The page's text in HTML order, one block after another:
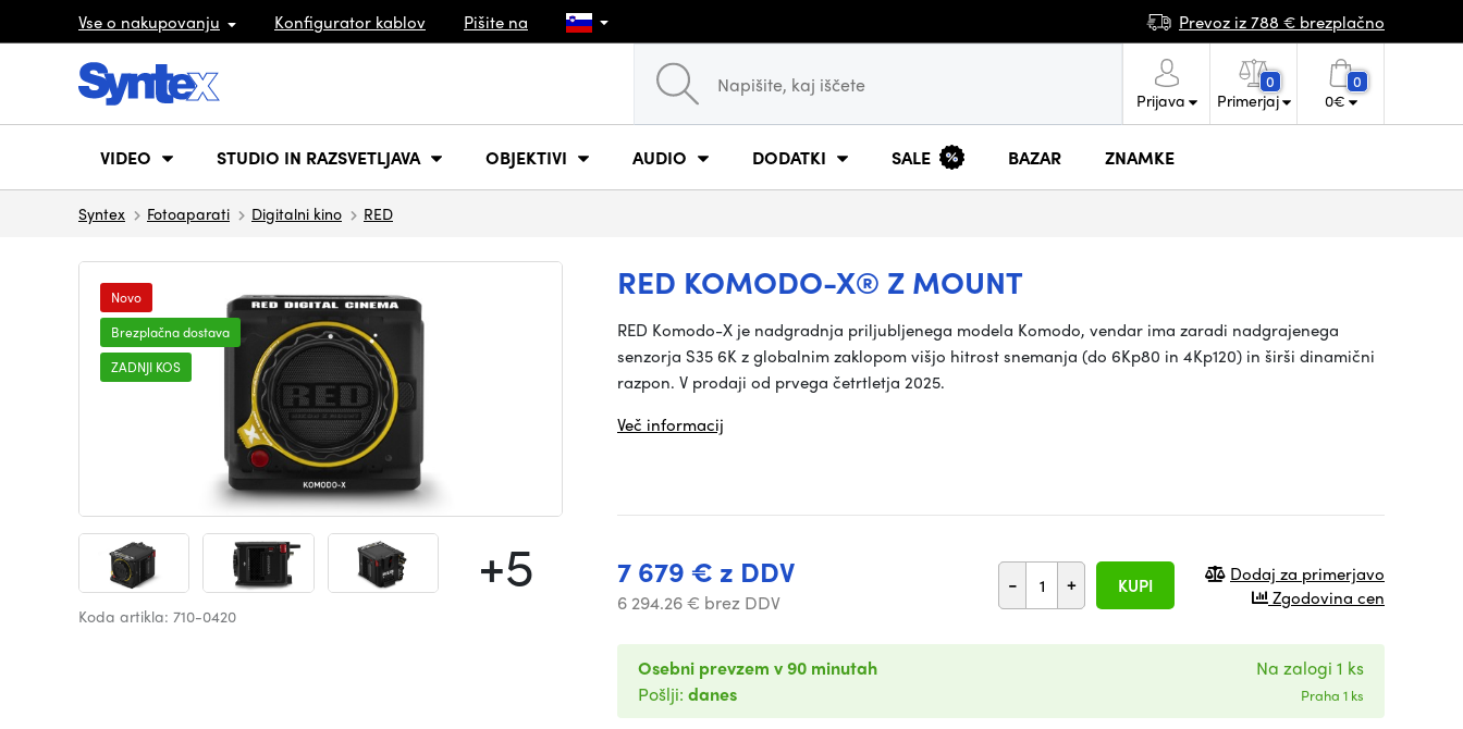
Vse o nakupovanju Konfigurator kablov Pišite na Prevoz iz 788 € brezplačno
Prijava
0
Primerjaj
0
0€
VIDEO STUDIO IN RAZSVETLJAVA OBJEKTIVI AUDIO DODATKI SALE BAZAR ZNAMKE
Syntex Fotoaparati Digitalni kino RED
RED KOMODO-X® Z MOUNT
+5
Novo
Brezplačna dostava
ZADNJI KOS
Koda artikla: 710-0420
RED Komodo-X je nadgradnja priljubljenega modela Komodo, vendar ima zaradi nadgrajenega
senzorja S35 6K z globalnim zaklopom višjo hitrost snemanja (do 6Kp80 in 4Kp120) in širši dinamični
razpon. V prodaji od prvega četrtletja 2025.
Več informacij
7 679 € z DDV
6 294.26 € brez DDV
- + KUPI
Dodaj za primerjavo
Zgodovina cen
Osebni prevzem v 90 minutah
Pošlji: danes
Na zalogi 1 ks
Praha 1 ks